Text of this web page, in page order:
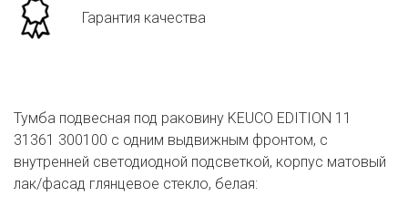
Гарантия качества
Тумба подвесная под раковину KEUCO EDITION 11
31361 300100 с одним выдвижным фронтом, с
внутренней светодиодной подсветкой, корпус матовый
лак/фасад глянцевое стекло, белая: